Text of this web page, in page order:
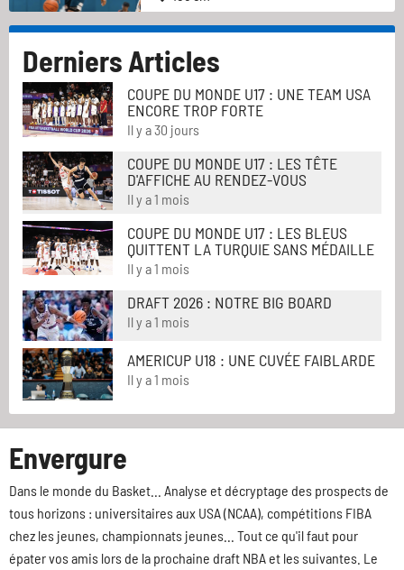
Derniers Articles
COUPE DU MONDE U17 : UNE TEAM USA
ENCORE TROP FORTE
Il y a 30 jours
COUPE DU MONDE U17 : LES TÊTE
D'AFFICHE AU RENDEZ-VOUS
Il y a 1 mois
COUPE DU MONDE U17 : LES BLEUS
QUITTENT LA TURQUIE SANS MÉDAILLE
Il y a 1 mois
DRAFT 2026 : NOTRE BIG BOARD
Il y a 1 mois
AMERICUP U18 : UNE CUVÉE FAIBLARDE
Il y a 1 mois
Envergure
Dans le monde du Basket... Analyse et décryptage des prospects de
tous horizons : universitaires aux USA (NCAA), compétitions FIBA
chez les jeunes, championnats jeunes... Tout ce qu'il faut pour
épater vos amis lors de la prochaine draft NBA et les suivantes. Le